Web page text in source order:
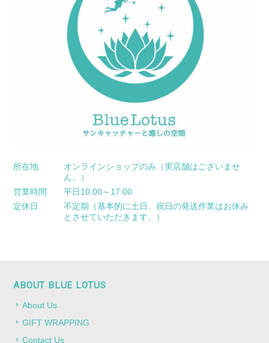
所在地
オンラインショップのみ（実店舗はございませ
ん。）
営業時間
平日10:00～17:00
定休日
不定期（基本的に土日、祝日の発送作業はお休み
とさせていただきます。）
ABOUT BLUE LOTUS
About Us
GIFT WRAPPING
Contact Us